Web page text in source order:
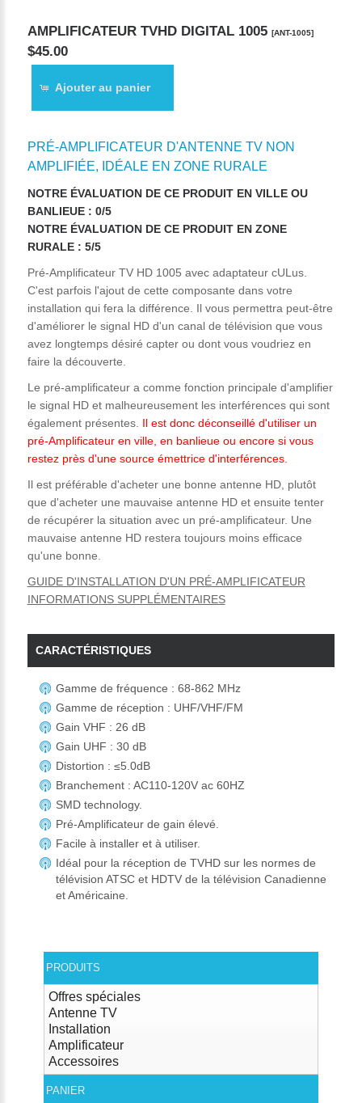
AMPLIFICATEUR TVHD DIGITAL 1005 [ANT-1005]
$45.00
Ajouter au panier
PRÉ-AMPLIFICATEUR D'ANTENNE TV NON
AMPLIFIÉE, IDÉALE EN ZONE RURALE
NOTRE ÉVALUATION DE CE PRODUIT EN VILLE OU
BANLIEUE : 0/5
NOTRE ÉVALUATION DE CE PRODUIT EN ZONE
RURALE : 5/5
Pré-Amplificateur TV HD 1005 avec adaptateur cULus.
C'est parfois l'ajout de cette composante dans votre
installation qui fera la différence. Il vous permettra peut-être
d'améliorer le signal HD d'un canal de télévision que vous
avez longtemps désiré capter ou dont vous voudriez en
faire la découverte.
Le pré-amplificateur a comme fonction principale d'amplifier
le signal HD et malheureusement les interférences qui sont
également présentes. Il est donc déconseillé d'utiliser un
pré-Amplificateur en ville, en banlieue ou encore si vous
restez près d'une source émettrice d'interférences.
Il est préférable d'acheter une bonne antenne HD, plutôt
que d'acheter une mauvaise antenne HD et ensuite tenter
de récupérer la situation avec un pré-amplificateur. Une
mauvaise antenne HD restera toujours moins efficace
qu'une bonne.
GUIDE D'INSTALLATION D'UN PRÉ-AMPLIFICATEUR
INFORMATIONS SUPPLÉMENTAIRES
CARACTÉRISTIQUES
Gamme de fréquence : 68-862 MHz
Gamme de réception : UHF/VHF/FM
Gain VHF : 26 dB
Gain UHF : 30 dB
Distortion : ≤5.0dB
Branchement : AC110-120V ac 60HZ
SMD technology.
Pré-Amplificateur de gain élevé.
Facile à installer et à utiliser.
Idéal pour la réception de TVHD sur les normes de
télévision ATSC et HDTV de la télévision Canadienne
et Américaine.
PRODUITS
Offres spéciales
Antenne TV
Installation
Amplificateur
Accessoires
PANIER